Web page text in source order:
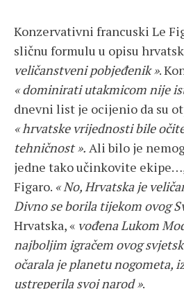
Konzervativni francuski Le
sličnu formulu u opisu
veličanstveni pobjeđenik ».
« dominirati utakmicom nije
dnevni list je ocijenio da su
« hrvatske vrijednosti bile
tehničnost ». Ali bilo je
jedne tako učinkovite
Figaro. « No, Hrvatska je
Divno se borila tijekom ovog
Hrvatska, « vođena Lukom
najboljim igračem ovog
očarala je planetu nogometa,
ustreperila svoj narod ».